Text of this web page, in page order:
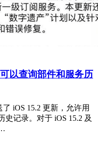
以查询部件和服务历
iOS 15.2 更新，允许用
史记录。对于 iOS 15.2 及